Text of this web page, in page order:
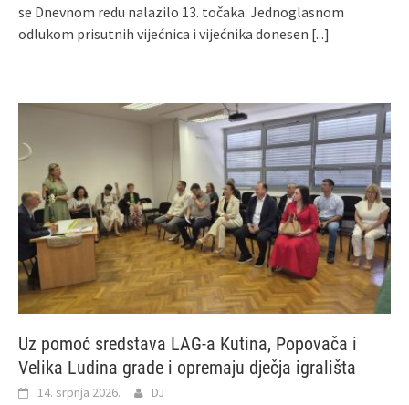
se Dnevnom redu nalazilo 13. točaka. Jednoglasnom
odlukom prisutnih vijećnica i vijećnika donesen [...]
Uz pomoć sredstava LAG-a Kutina, Popovača i
Velika Ludina grade i opremaju dječja igrališta
14. srpnja 2026. DJ